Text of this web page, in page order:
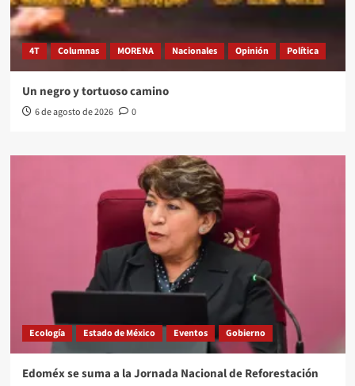
4T Columnas MORENA Nacionales Opinión Política
Un negro y tortuoso camino
6 de agosto de 2026 0
Ecología Estado de México Eventos Gobierno
Edoméx se suma a la Jornada Nacional de Reforestación